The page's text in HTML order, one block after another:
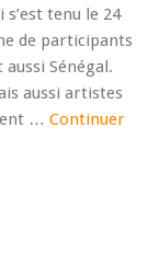
tenu le 24
de participants
Sénégal.
aussi artistes
… Continuer